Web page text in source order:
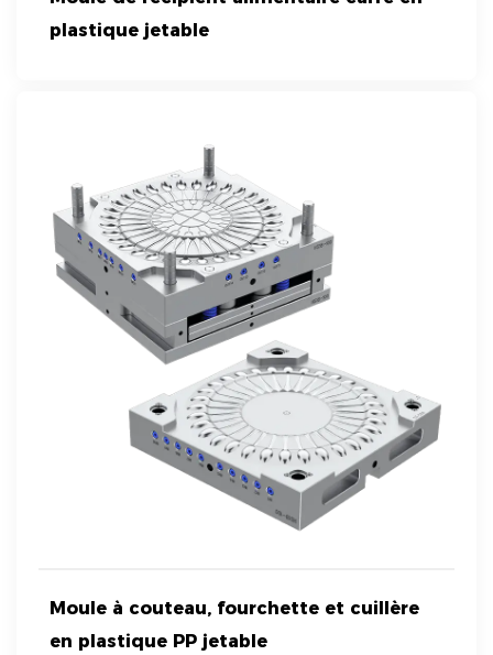
plastique jetable
Moule à couteau, fourchette et cuillère
en plastique PP jetable